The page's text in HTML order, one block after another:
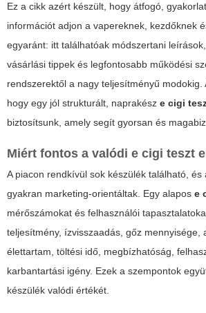
Ez a cikk azért készült, hogy átfogó,
információt adjon a vapereknek, kezdőknek
egyaránt: itt találhatóak módszertani
vásárlási tippek és legfontosabb működési
rendszerektől a nagy teljesítményű modokig.
hogy egy jól strukturált, naprakész e cigi
biztosítsunk, amely segít gyorsan és
Miért fontos a valódi e cigi teszt
A piacon rendkívül sok készülék található,
gyakran marketing-orientáltak. Egy alapos e
mérőszámokat és felhasználói
teljesítmény, ízvisszaadás, gőz mennyisége,
élettartam, töltési idő, megbízhatóság,
karbantartási igény. Ezek a szempontok
készülék valódi értékét.